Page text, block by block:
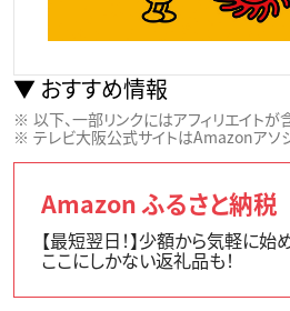
おすすめ情報
以下、一部リンクにはアフィリエイトが
テレビ大阪公式サイトはAmazonアソ
Amazon ふるさと納税
【最短翌日！】少額から気軽に始
ここにしかない返礼品も！